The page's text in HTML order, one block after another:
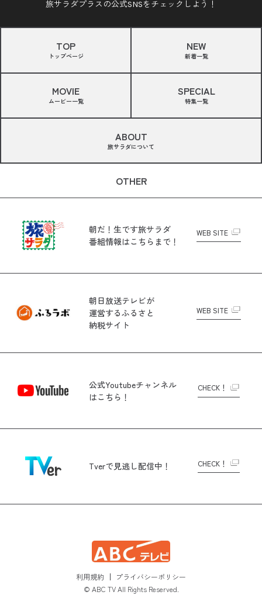
旅サラダプラスの公式SNSをチェックしよう！
TOP
トップページ
NEW
新着一覧
MOVIE
ムービー一覧
SPECIAL
特集一覧
ABOUT
旅サラダについて
OTHER
朝だ！生です旅サラダ
番組情報はこちらまで！
WEB SITE
朝日放送テレビが
運営するふるさと
納税サイト
WEB SITE
公式Youtubeチャンネル
はこちら！
CHECK！
Tverで見逃し配信中！ CHECK！
利用規約
プライバシーポリシー
© ABC TV All Rights Reserved.